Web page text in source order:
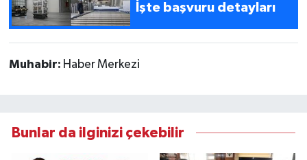
İşte başvuru detayları
Muhabir: Haber Merkezi
Bunlar da ilginizi çekebilir